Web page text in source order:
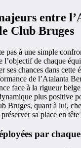
entre
Club Bruges
pas à une simple
l’objectif de chaque
ses chances dans cette
de l’Atalanta
face à la rigueur
plus positive
Bruges, quant à lui,
sa place en
par